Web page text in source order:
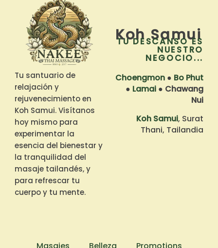
Tu santuario de
relajación y
rejuvenecimiento en
Koh Samui. Visítanos
hoy mismo para
experimentar la
esencia del bienestar y
la tranquilidad del
masaje tailandés, y
para refrescar tu
cuerpo y tu mente.
Koh Samui
TU DESCANSO ES
NUESTRO
NEGOCIO...
Choengmon ● Bo Phut
● Lamai ● Chawang
Nui
Koh Samui, Surat
Thani, Tailandia
Masajes Belleza Promotions